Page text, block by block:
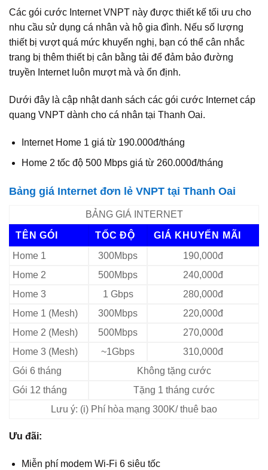
Các gói cước Internet VNPT này được thiết kế tối ưu cho
nhu cầu sử dụng cá nhân và hộ gia đình. Nếu số lượng
thiết bị vượt quá mức khuyến nghị, bạn có thể cân nhắc
trang bị thêm thiết bị cân bằng tải để đảm bảo đường
truyền Internet luôn mượt mà và ổn định.
Dưới đây là cập nhật danh sách các gói cước Internet cáp
quang VNPT dành cho cá nhân tại Thanh Oai.
Internet Home 1 giá từ 190.000đ/tháng
Home 2 tốc độ 500 Mbps giá từ 260.000đ/tháng
Bảng giá Internet đơn lẻ VNPT tại Thanh Oai
BẢNG GIÁ INTERNET
TÊN GÓI TỐC ĐỘ
GIÁ KHUYẾN MÃI
Home 1
300Mbps
190,000đ
Home 2
500Mbps
240,000đ
Home 3
1 Gbps
280,000đ
Home 1 (Mesh)
300Mbps
220,000đ
Home 2 (Mesh)
500Mbps
270,000đ
Home 3 (Mesh)
~1Gbps
310,000đ
Gói 6 tháng
Không tặng cước
Gói 12 tháng
Tặng 1 tháng cước
Lưu ý: (i) Phí hòa mạng 300K/ thuê bao
Ưu đãi:
Miễn phí modem Wi-Fi 6 siêu tốc